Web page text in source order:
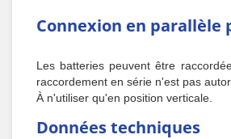
Connexion en parallèle
Les batteries peuvent être
raccordement en série n'est pas
À n'utiliser qu'en position verticale.
Données techniques